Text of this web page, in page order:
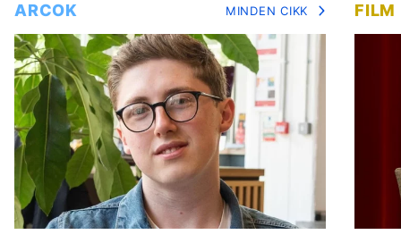
ARCOK MINDEN CIKK FILM